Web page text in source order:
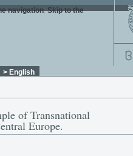
navigation. Skip to the
> English
of Transnational
Europe.